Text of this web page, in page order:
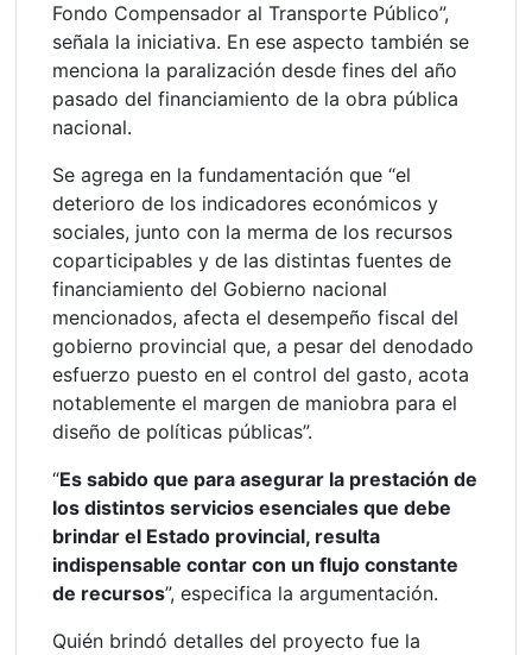
Fondo Compensador al Transporte Público”,
señala la iniciativa. En ese aspecto también se
menciona la paralización desde fines del año
pasado del financiamiento de la obra pública
nacional.
Se agrega en la fundamentación que “el
deterioro de los indicadores económicos y
sociales, junto con la merma de los recursos
coparticipables y de las distintas fuentes de
financiamiento del Gobierno nacional
mencionados, afecta el desempeño fiscal del
gobierno provincial que, a pesar del denodado
esfuerzo puesto en el control del gasto, acota
notablemente el margen de maniobra para el
diseño de políticas públicas”.
“Es sabido que para asegurar la prestación de
los distintos servicios esenciales que debe
brindar el Estado provincial, resulta
indispensable contar con un flujo constante
de recursos”, especifica la argumentación.
Quién brindó detalles del proyecto fue la